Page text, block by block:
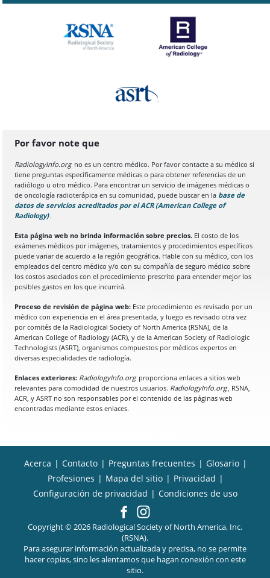
Por favor note que
RadiologyInfo.orgno es un centro médico. Por favor contacte a su médico si
tiene preguntas específicamente médicas o para obtener referencias de un
radiólogo u otro médico. Para encontrar un servicio de imágenes médicas o
de oncología radioterápica en su comunidad, puede buscar en la base de
datos de servicios acreditados por el ACR (American College of
Radiology)(Se abre en una nueva pestaña del navegador)
.
Esta página web no brinda información sobre precios. El costo de los
exámenes médicos por imágenes, tratamientos y procedimientos específicos
puede variar de acuerdo a la región geográfica. Hable con su médico, con los
empleados del centro médico y/o con su compañía de seguro médico sobre
los costos asociados con el procedimiento prescrito para entender mejor los
posibles gastos en los que incurrirá.
Proceso de revisión de página web: Este procedimiento es revisado por un
médico con experiencia en el área presentada, y luego es revisado otra vez
por comités de la Radiological Society of North America (RSNA), de la
American College of Radiology (ACR), y de la American Society of Radiologic
Technologists (ASRT), organismos compuestos por médicos expertos en
diversas especialidades de radiología.
Enlaces exteriores: RadiologyInfo.org proporciona enlaces a sitios web
relevantes para comodidad de nuestros usuarios. RadiologyInfo.org, RSNA,
ACR, y ASRT no son responsables por el contenido de las páginas web
encontradas mediante estos enlaces.
Acerca | Contacto | Preguntas frecuentes | Glosario |
Profesiones | Mapa del sitio | Privacidad |
Configuración de privacidad | Condiciones de uso
Copyright © 2026 Radiological Society of North America, Inc.
(RSNA).
Para asegurar información actualizada y precisa, no se permite
hacer copias, sino les alentamos que hagan conexión con este
sitio.